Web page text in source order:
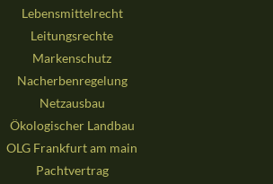
Lebensmittelrecht
Leitungsrechte
Markenschutz
Nacherbenregelung
Netzausbau
Ökologischer Landbau
OLG Frankfurt am main
Pachtvertrag